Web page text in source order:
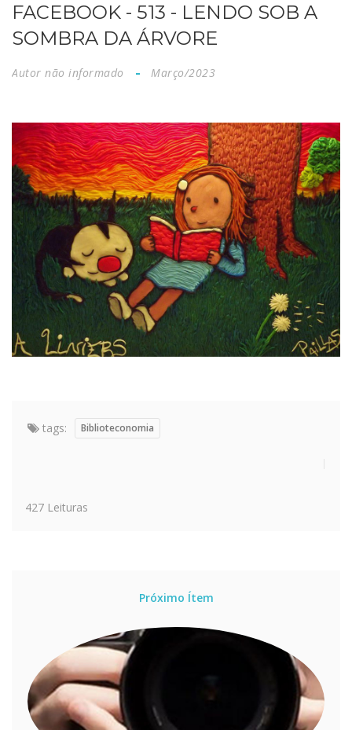
FACEBOOK - 513 - LENDO SOB A
SOMBRA DA ÁRVORE
Autor não informado Março/2023
tags: Biblioteconomia
427 Leituras
Próximo Ítem